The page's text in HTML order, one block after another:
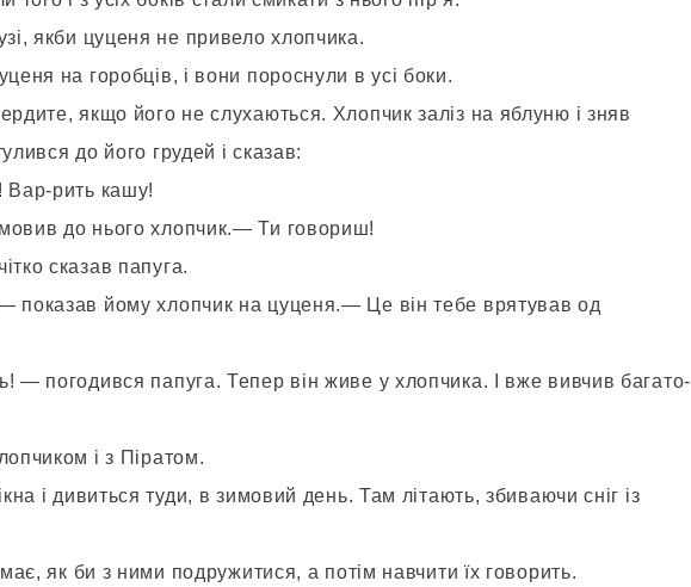
якби цуценя не привело хлопчика.
на горобців, і вони пороснули в усі боки.
якщо його не слухаються. Хлопчик заліз на яблуню і зняв
до його грудей і сказав:
рить кашу!
до нього хлопчик.— Ти говориш!
сказав папуга.
показав йому хлопчик на цуценя.— Це він тебе врятував од
— погодився папуга. Тепер він живе у хлопчика. І вже вивчив багато-
і з Піратом.
і дивиться туди, в зимовий день. Там літають, збиваючи сніг із
як би з ними подружитися, а потім навчити їх говорить.